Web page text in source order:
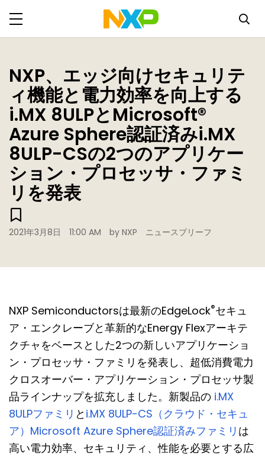
NXP、エッジ向けセキュリテ
ィ機能と電力効率を向上する
i.MX 8ULPとMicrosoft®
Azure Sphere認証済みi.MX
8ULP-CSの2つのアプリケー
ション・プロセッサ・ファミ
リを発表
2021年3月8日 11:00 AM by NXP ニュースブリーフ
NXP Semiconductorsは最新のEdgeLock®セキュ
ア・エンクレーブと革新的なEnergy Flexアーキテ
クチャをベースとした2つの新しいアプリケーショ
ン・プロセッサ・ファミリを発表し、超低消費電力
クロスオーバー・アプリケーション・プロセッサ製
品ラインナップを拡充しました。新製品の i.MX
8ULPファミリ と i.MX 8ULP-CS（クラウド・セキュ
ア）Microsoft Azure Sphere認証済みファミリ は
高い電力効率、セキュリティ、性能を必要とする広